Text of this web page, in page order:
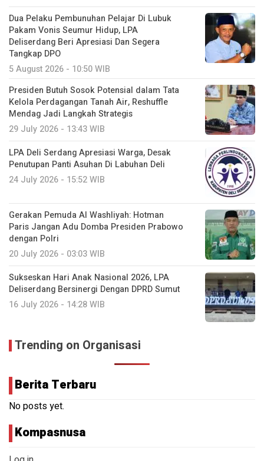
Dua Pelaku Pembunuhan Pelajar Di Lubuk
Pakam Vonis Seumur Hidup, LPA
Deliserdang Beri Apresiasi Dan Segera
Tangkap DPO
5 August 2026 - 10:50 WIB
Presiden Butuh Sosok Potensial dalam Tata
Kelola Perdagangan Tanah Air, Reshuffle
Mendag Jadi Langkah Strategis
29 July 2026 - 13:43 WIB
LPA Deli Serdang Apresiasi Warga, Desak
Penutupan Panti Asuhan Di Labuhan Deli
24 July 2026 - 15:52 WIB
Gerakan Pemuda Al Washliyah: Hotman
Paris Jangan Adu Domba Presiden Prabowo
dengan Polri
20 July 2026 - 03:03 WIB
Sukseskan Hari Anak Nasional 2026, LPA
Deliserdang Bersinergi Dengan DPRD Sumut
16 July 2026 - 14:28 WIB
Trending on Organisasi
Berita Terbaru
No posts yet.
Kompasnusa